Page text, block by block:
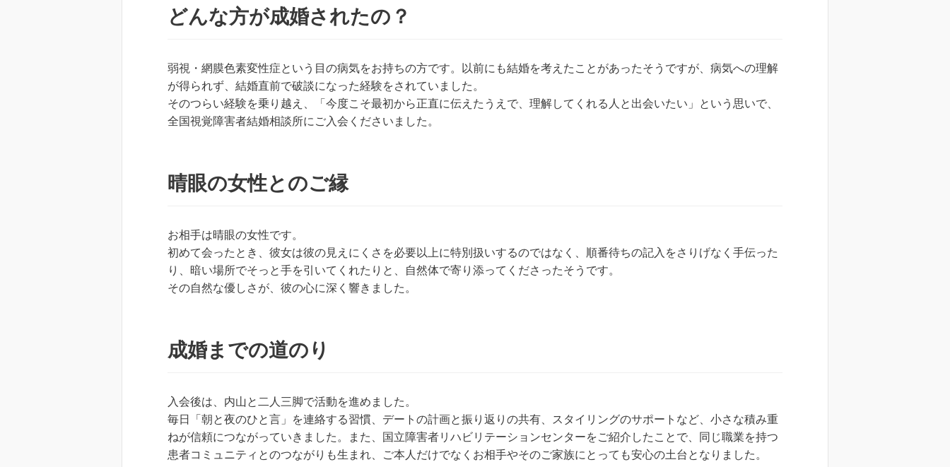
どんな方が成婚されたの？
弱視・網膜色素変性症という目の病気をお持ちの方です。以前にも結婚を考えたことがあったそうですが、病気への理解
が得られず、結婚直前で破談になった経験をされていました。
そのつらい経験を乗り越え、「今度こそ最初から正直に伝えたうえで、理解してくれる人と出会いたい」という思いで、
全国視覚障害者結婚相談所にご入会くださいました。
晴眼の女性とのご縁
お相手は晴眼の女性です。
初めて会ったとき、彼女は彼の見えにくさを必要以上に特別扱いするのではなく、順番待ちの記入をさりげなく手伝った
り、暗い場所でそっと手を引いてくれたりと、自然体で寄り添ってくださったそうです。
その自然な優しさが、彼の心に深く響きました。
成婚までの道のり
入会後は、内山と二人三脚で活動を進めました。
毎日「朝と夜のひと言」を連絡する習慣、デートの計画と振り返りの共有、スタイリングのサポートなど、小さな積み重
ねが信頼につながっていきました。また、国立障害者リハビリテーションセンターをご紹介したことで、同じ職業を持つ
患者コミュニティとのつながりも生まれ、ご本人だけでなくお相手やそのご家族にとっても安心の土台となりました。